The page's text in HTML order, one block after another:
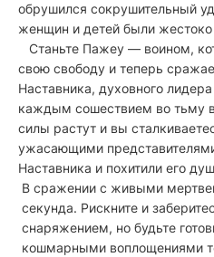
обрушился сокрушительный
женщин и детей были жестоко
Станьте Пажеу — воином,
свою свободу и теперь
Наставника, духовного
каждым сошествием во тьму
силы растут и вы
ужасающими
Наставника и похитили его
В сражении с живыми
секунда. Рискните и
снаряжением, но будьте
кошмарными воплощениями